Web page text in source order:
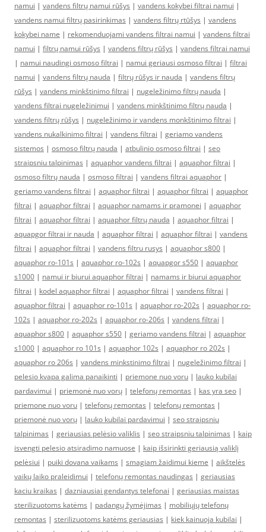
namui | vandens filtrų namui rūšys | vandens kokybei filtrai namui |
vandens namui filtrų pasirinkimas | vandens filtrų rtūšys | vandens
kokybei name | rekomenduojami vandens filtrai namui | vandens filtrai
namui | filtrų namui rūšys | vandens filtrų rūšys | vandens filtrai namui
| namui naudingi osmoso filtrai | namui geriausi osmoso filtrai | filtrai
namui | vandens filtrų nauda | filtrų rūšys ir nauda | vandens filtrų
rūšys | vandens minkštinimo filtrai | nugeležinimo filtrų nauda |
vandens filtrai nugeležinimui | vandens minkštinimo filtrų nauda |
vandens filtrų rūšys | nugeležinimo ir vandens monkštinimo filtrai |
vandens nukalkinimo filtrai | vandens filtrai | geriamo vandens
sistemos | osmoso filtrų nauda | atbulinio osmoso filtrai | seo
straipsniu talpinimas | aquaphor vandens filtrai | aquaphor filtrai |
osmoso filtrų nauda | osmoso filtrai | vandens filtrai aquaphor |
geriamo vandens filtrai | aquaphor filtrai | aquaphor filtrai | aquaphor
filtrai | aquaphor filtrai | aquaphor namams ir pramonei | aquaphor
filtrai | aquaphor filtrai | aquaphor filtrų nauda | aquaphor filtrai |
aquapgor filtrai ir nauda | aquaphor filtrai | aquaphor filtrai | vandens
filtrai | aquaphor filtrai | vandens filtru rusys | aquaphor s800 |
aquaphor ro-101s | aquaphor ro-102s | aquapgor s550 | aquaphor
s1000 | namui ir biurui aquaphor filtrai | namams ir biurui aquaphor
filtrai | kodel aquaphor filtrai | aquaphor filtrai | vandens filtrai |
aquaphor filtrai | aquaphor ro-101s | aquaphor ro-202s | aquaphor ro-
102s | aquaphor ro-202s | aquaphor ro-206s | vandens filtrai |
aquaphor s800 | aquaphor s550 | geriamo vandens filtrai | aquaphor
s1000 | aquaphor ro 101s | aquaphor 102s | aquaphor ro 202s |
aquaphor ro 206s | vandens minkstinimo filtrai | nugeležinimo filtrai |
pelesio kvapa galima panaikinti | priemone nuo voru | lauko kubilai
pardavimui | priemonė nuo vorų | telefonų remontas | kas yra seo |
priemone nuo voru | telefonų remontas | telefonų remontas |
priemonė nuo vorų | lauko kubilai pardavimui | seo straipsniu
talpinimas | geriausias pelėsio valiklis | seo straipsniu talpinimas | kaip
isvengti pelesio atsiradimo namuose | kaip išsirinkti geriausią valiklį
pelėsiui | puiki dovana vaikams | smagiam žaidimui kieme | aikštelės
vaikų laiko praleidimui | telefonų remontas naudingas | geriausias
kaciu kraikas | dazniausiai gendantys telefonai | geriausias maistas
sterilizuotoms katėms | padangų žymėjimas | mobiliųjų telefonų
remontas | sterilizuotoms katėms geriausias | kiek kainuoja kubilai |